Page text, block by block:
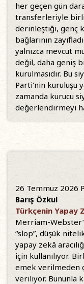
her geçen gün
transferleriyle
derinleştiği, genç
bağlarının
yalnızca mevcut
değil, daha geniş
kurulmasıdır. Bu
Parti'nin kuruluşu
zamanda kurucu
değerlendirmeyi
26 Temmuz 2026
Barış Özkul
Türkçenin Yapay
Merriam-
“slop”, düşük
yapay zekâ
için kullanılıyor.
emek verilmeden
veriliyor. Bununla